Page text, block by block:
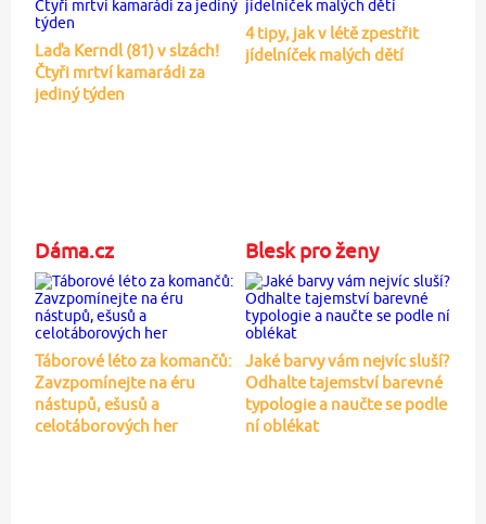
Laďa Kerndl (81) v slzách!
Čtyři mrtví kamarádi za
jediný týden
4 tipy, jak v létě zpestřit
jídelníček malých dětí
Dáma.cz
Táborové léto za komančů:
Zavzpomínejte na éru
nástupů, ešusů a
celotáborových her
Blesk pro ženy
Jaké barvy vám nejvíc sluší?
Odhalte tajemství barevné
typologie a naučte se podle
ní oblékat